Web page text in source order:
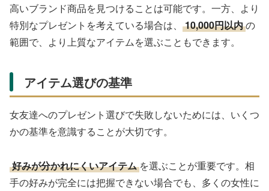
高いブランド商品を見つけることは可能です。一方、より
特別なプレゼントを考えている場合は、
10,000円以内の
範囲で、より上質なアイテムを選ぶこともできます。
アイテム選びの基準
女友達へのプレゼント選びで失敗しないためには、いくつ
かの基準を意識することが大切です。
好みが分かれにくいアイテム を選ぶことが重要です。相
手の好みが完全には把握できない場合でも、多くの女性に